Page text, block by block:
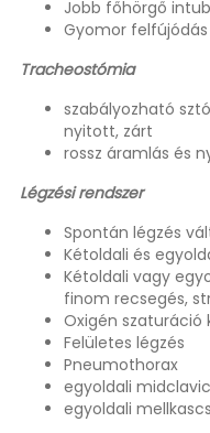
Jobb főhörgő
Gyomor felfújódás
Tracheostómia
szabályozható
nyitott, zárt
rossz áramlás és
Légzési rendszer
Spontán légzés
Kétoldali és
Kétoldali vagy
finom recsegés,
Oxigén szaturáció
Felületes légzés
Pneumothorax
egyoldali
egyoldali